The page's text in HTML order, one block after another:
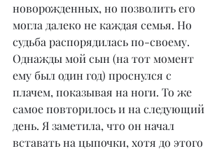
новорожденных, но позволить его
могла далеко не каждая семья. Но
судьба распорядилась по-своему.
Однажды мой сын (на тот момент
ему был один год) проснулся с
плачем, показывая на ноги. То же
самое повторилось и на следующий
день. Я заметила, что он начал
вставать на цыпочки, хотя до этого